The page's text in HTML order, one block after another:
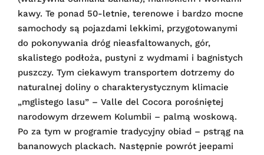
kawy. Te ponad 50-letnie, terenowe i bardzo mocne
samochody są pojazdami lekkimi, przygotowanymi
do pokonywania dróg nieasfaltowanych, gór,
skalistego podłoża, pustyni z wydmami i bagnistych
puszczy. Tym ciekawym transportem dotrzemy do
naturalnej doliny o charakterystycznym klimacie
„mglistego lasu” – Valle del Cocora porośniętej
narodowym drzewem Kolumbii – palmą woskową.
Po za tym w programie tradycyjny obiad – pstrąg na
bananowych plackach. Następnie powrót jeepami